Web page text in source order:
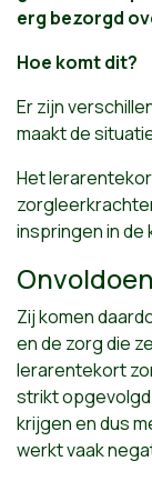
erg bezorgd
Hoe komt dit?
Er zijn
maakt de
Het
inspringen in
Zij komen
en de zorg die
lerarentekort
strikt
krijgen en dus
werkt vaak